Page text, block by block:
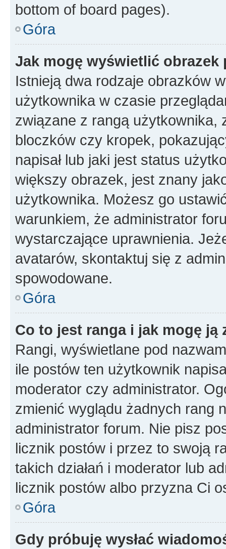
bottom of board pages).
Góra
Jak mogę wyświetlić
Istnieją dwa rodzaje obrazków
użytkownika w czasie
związane z rangą użytkownika,
bloczków czy kropek,
napisał lub jaki jest status
większy obrazek, jest znany
użytkownika. Możesz go
warunkiem, że administrator
wystarczające uprawnienia.
avatarów, skontaktuj się z
spowodowane.
Góra
Co to jest ranga i jak mogę ją
Rangi, wyświetlane pod
ile postów ten użytkownik
moderator czy administrator.
zmienić wyglądu żadnych rang
administrator forum. Nie pisz
licznik postów i przez to swoją
takich działań i moderator lub
licznik postów albo przyzna Ci
Góra
Gdy próbuję wysłać